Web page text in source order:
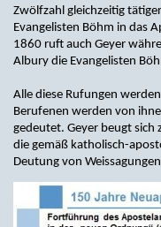
Zwölfzahl gleichzeitig
Evangelisten Böhm in das
1860 ruft auch Geyer
Albury die Evangelisten
Alle diese Rufungen
Berufenen werden von
gedeutet. Geyer beugt sich
die gemäß katholisch-
Deutung von